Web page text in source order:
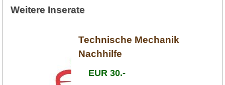
Weitere Inserate
Technische Mechanik
Nachhilfe
EUR 30.-